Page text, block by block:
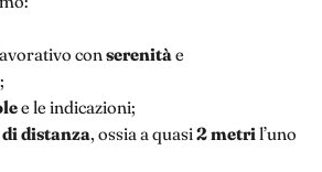
con serenitàe
;
e le indicazioni;
distanza, ossia a quasi2 metri l’uno